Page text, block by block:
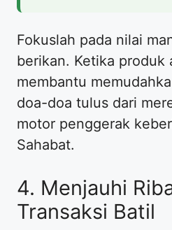
Fokuslah pada nilai
berikan. Ketika produk
membantu
doa-doa tulus dari
motor penggerak
Sahabat.
4. Menjauhi
Transaksi Batil